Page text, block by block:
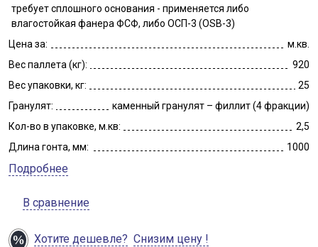
требует сплошного основания - применяется либо
влагостойкая фанера ФСФ, либо ОСП-3 (OSB-3)
Цена за:
м.кв.
Вес паллета (кг):
920
Вес упаковки, кг:
25
Гранулят:
каменный гранулят – филлит (4 фракции)
Кол-во в упаковке, м.кв:
2,5
Длина гонта, мм:
1000
Подробнее
В сравнение
Хотите дешевле? Снизим цену !